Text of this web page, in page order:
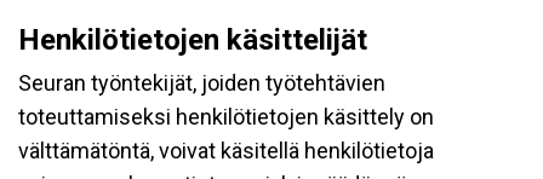
Henkilötietojen käsittelijät
Seuran työntekijät, joiden työtehtävien
toteuttamiseksi henkilötietojen käsittely on
välttämätöntä, voivat käsitellä henkilötietoja